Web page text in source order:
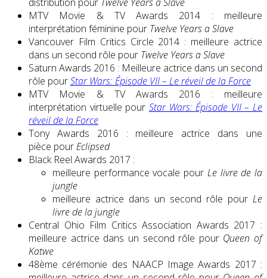
MTV Movie & TV Awards 2014 : meilleure
interprétation féminine pour Twelve Years a Slave
Vancouver Film Critics Circle 2014 : meilleure actrice
dans un second rôle pour Twelve Years a Slave
Saturn Awards 2016 : Meilleure actrice dans un second
rôle pourStar Wars: Épisode VII – Le réveil de la Force
MTV Movie & TV Awards 2016 : meilleure
interprétation virtuelle pour Star Wars: Épisode VII – Le
réveil de la Force
Tony Awards 2016 : meilleure actrice dans une
pièce pourEclipsed
Black Reel Awards 2017 :
meilleure performance vocale pour Le livre de la
jungle
meilleure actrice dans un second rôle pour Le
livre de la jungle
Central Ohio Film Critics Association Awards 2017 :
meilleure actrice dans un second rôle pour Queen of
Katwe
48ème cérémonie des NAACP Image Awards 2017 :